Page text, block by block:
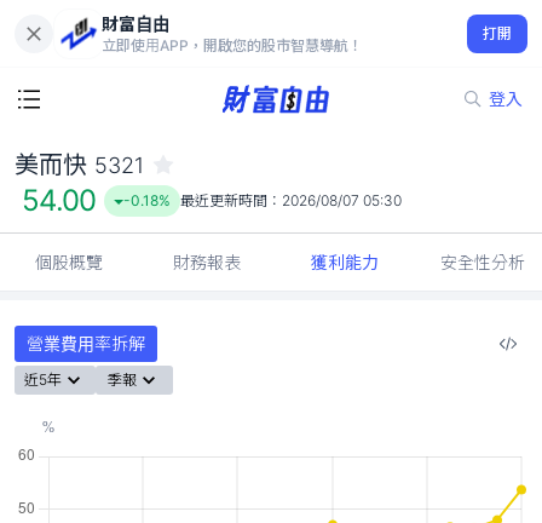
財富自由
立即使用APP，開啟您的股市智慧導航！
打開
登入
54.00
-0.18%
美而快 5321
54.00 -0.18% 最近更新時間： 2026/08/07 05:30
個股概覽 財務報表 獲利能力 安全性分析
營業費用率拆解
近5年 季報